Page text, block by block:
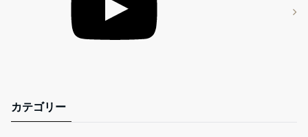
カテゴリー